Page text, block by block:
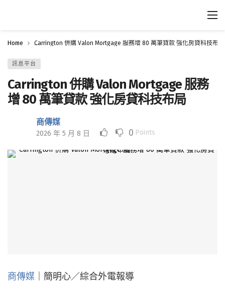
Home Carrington 併購 Valon Mortgage 服務增 80 萬筆貸款 強化房貸科技布局
訊息平台
Carrington 併購 Valon Mortgage 服務
增 80 萬筆貸款 強化房貸科技布局
商傳媒
2026 年 5 月 8 日 0 Points
商傳媒 ｜簡明心／綜合外電報導